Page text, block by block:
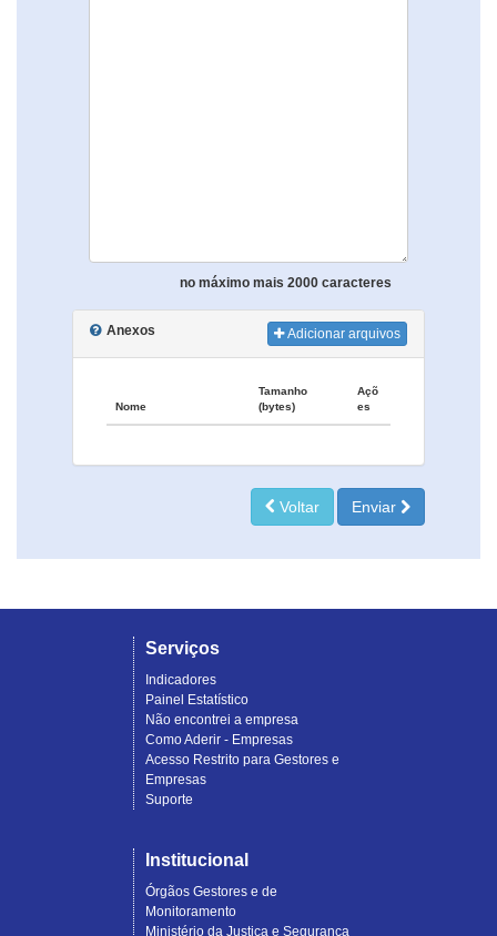
no máximo mais 2000 caracteres
Anexos Adicionar arquivos
Nome
Tamanho
(bytes)
Açõ
es
Voltar Enviar
Serviços
Indicadores
Painel Estatístico
Não encontrei a empresa
Como Aderir - Empresas
Acesso Restrito para Gestores e
Empresas
Suporte
Institucional
Órgãos Gestores e de
Monitoramento
Ministério da Justiça e Segurança